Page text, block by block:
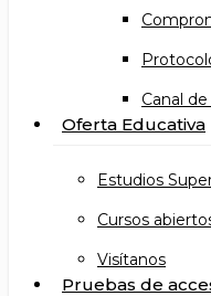
Canal
Oferta Educativa
Estudios
Cursos
Visítanos
Pruebas de